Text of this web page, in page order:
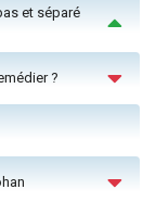
et séparé
?